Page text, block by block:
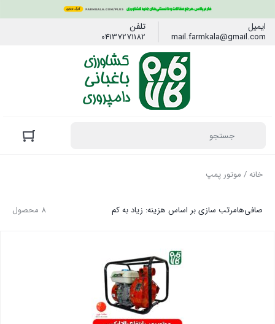
ایمیل
mail.farmkala@gmail.com
تلفن
04137271182
خانه/ موتور پمپ
8 محصول صافی‌هامرتب سازی بر اساس هزینه: زیاد به کم